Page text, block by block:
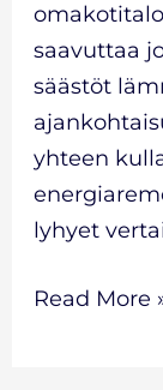
saavuttaa
säästöt
yhteen
lyhyet
Read More